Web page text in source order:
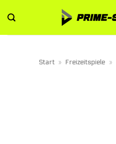
Inhalt
springen
Start » Freizeitspiele »